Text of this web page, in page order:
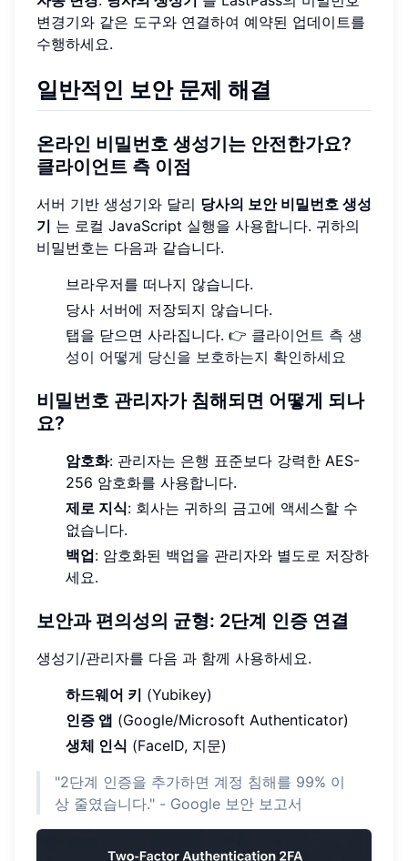
변경기와 같은 도구와 연결하여 예약된 업데이트를
수행하세요.
일반적인 보안 문제 해결
온라인 비밀번호 생성기는 안전한가요?
클라이언트 측 이점
서버 기반 생성기와 달리 당사의 보안 비밀번호 생성
기 는 로컬 JavaScript 실행을 사용합니다. 귀하의
비밀번호는 다음과 같습니다.
브라우저를 떠나지 않습니다.
당사 서버에 저장되지 않습니다.
탭을 닫으면 사라집니다. 👉 클라이언트 측 생
성이 어떻게 당신을 보호하는지 확인하세요
비밀번호 관리자가 침해되면 어떻게 되나
요?
암호화: 관리자는 은행 표준보다 강력한 AES-
256 암호화를 사용합니다.
제로 지식: 회사는 귀하의 금고에 액세스할 수
없습니다.
백업: 암호화된 백업을 관리자와 별도로 저장하
세요.
보안과 편의성의 균형: 2단계 인증 연결
생성기/관리자를 다음 과 함께 사용하세요.
하드웨어 키 (Yubikey)
인증 앱 (Google/Microsoft Authenticator)
생체 인식 (FaceID, 지문)
"2단계 인증을 추가하면 계정 침해를 99% 이
상 줄였습니다." - Google 보안 보고서